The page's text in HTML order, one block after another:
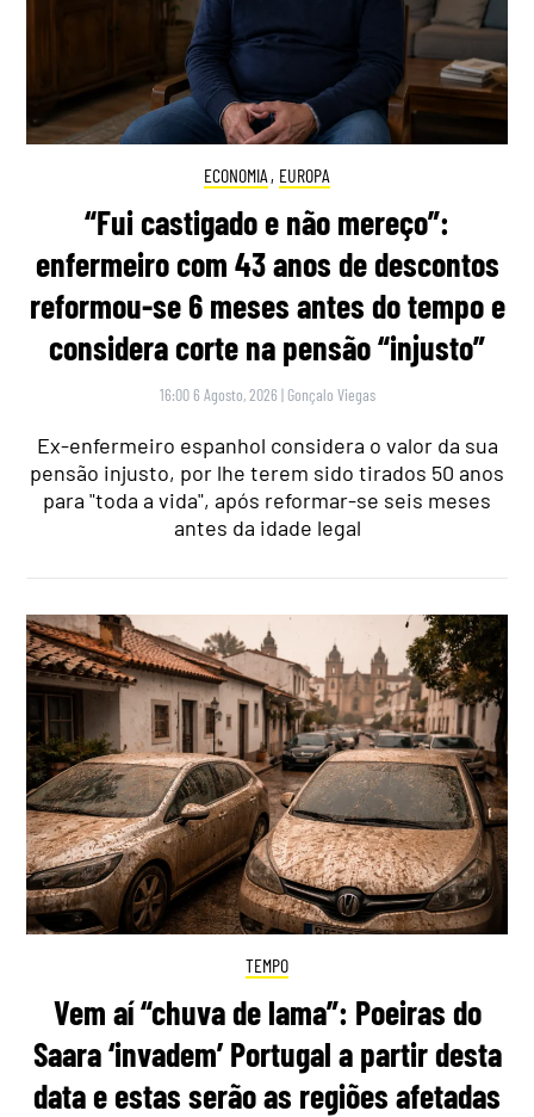
ECONOMIA , EUROPA
“Fui castigado e não mereço”:
enfermeiro com 43 anos de descontos
reformou-se 6 meses antes do tempo e
considera corte na pensão “injusto”
16:00 6 Agosto, 2026 | Gonçalo Viegas
Ex-enfermeiro espanhol considera o valor da sua
pensão injusto, por lhe terem sido tirados 50 anos
para "toda a vida", após reformar-se seis meses
antes da idade legal
TEMPO
Vem aí “chuva de lama”: Poeiras do
Saara ‘invadem’ Portugal a partir desta
data e estas serão as regiões afetadas